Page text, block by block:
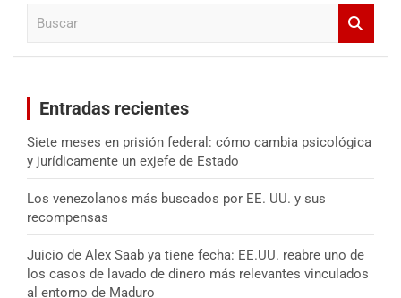
Entradas recientes
Siete meses en prisión federal: cómo cambia psicológica
y jurídicamente un exjefe de Estado
Los venezolanos más buscados por EE. UU. y sus
recompensas
Juicio de Alex Saab ya tiene fecha: EE.UU. reabre uno de
los casos de lavado de dinero más relevantes vinculados
al entorno de Maduro